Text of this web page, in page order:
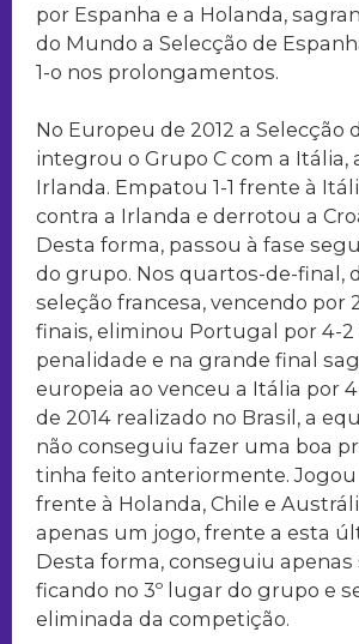
por Espanha e a Holanda,
do Mundo a Selecção de
1-o nos prolongamentos.
No Europeu de 2012 a Selecção
integrou o Grupo C com a Itália,
Irlanda. Empatou 1-1 frente à
contra a Irlanda e derrotou a
Desta forma, passou à fase
do grupo. Nos quartos-de-final,
seleção francesa, vencendo por
finais, eliminou Portugal por 4-2
penalidade e na grande final
europeia ao venceu a Itália por
de 2014 realizado no Brasil, a
não conseguiu fazer uma boa
tinha feito anteriormente. Jogou
frente à Holanda, Chile e
apenas um jogo, frente a esta
Desta forma, conseguiu apenas
ficando no 3º lugar do grupo e
eliminada da competição.